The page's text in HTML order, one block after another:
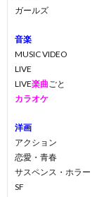
ガールズ
音楽
MUSIC VIDEO
LIVE
LIVE楽曲 ごと
カラオケ
洋画
アクション
恋愛・青春
サスペンス・ホラー
SF